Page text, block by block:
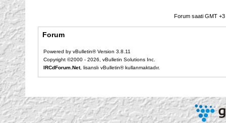
Forum saati GMT
Forum
Powered by vBulletin® Version 3.8.11
Copyright ©2000 - 2026, vBulletin Solutions Inc.
IRCdForum.Net, lisanslı vBulletin® kullanmaktadır.